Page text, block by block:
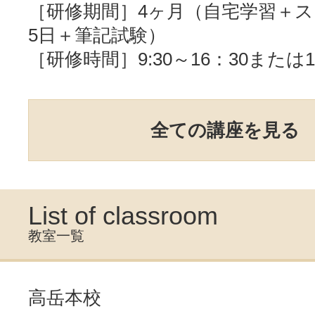
［研修期間］4ヶ月（自宅学習＋
5日＋筆記試験）
［研修時間］9:30～16：30または
全ての講座を見る
List of classroom
教室一覧
高岳本校